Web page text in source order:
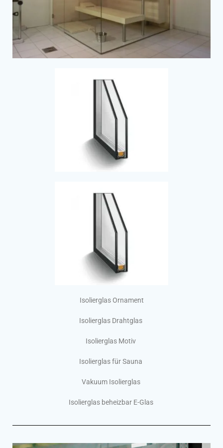
Isolierglas Ornament
Isolierglas Drahtglas
Isolierglas Motiv
Isolierglas für Sauna
Vakuum Isolierglas
Isolierglas beheizbar E-Glas